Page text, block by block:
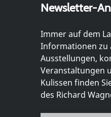
Newsletter-
Immer auf dem
Informationen zu
Ausstellungen,
Veranstaltungen
Kulissen finden
des Richard